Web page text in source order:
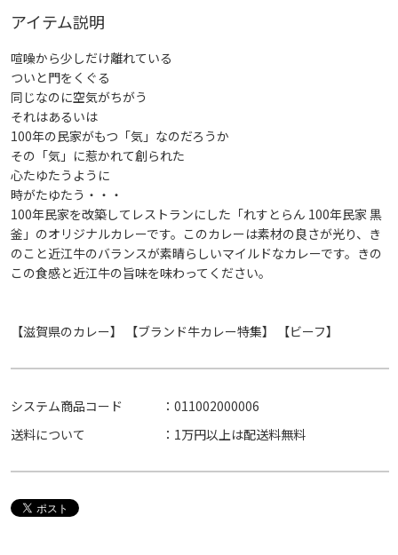
アイテム説明
喧噪から少しだけ離れている
ついと門をくぐる
同じなのに空気がちがう
それはあるいは
100年の民家がもつ「気」なのだろうか
その「気」に惹かれて創られた
心たゆたうように
時がたゆたう・・・
100年民家を改築してレストランにした「れすとらん 100年民家 黒
釜」のオリジナルカレーです。このカレーは素材の良さが光り、き
のこと近江牛のバランスが素晴らしいマイルドなカレーです。きの
この食感と近江牛の旨味を味わってください。
【滋賀県のカレー】 【ブランド牛カレー特集】 【ビーフ】
システム商品コード
：011002000006
送料について
：1万円以上は配送料無料